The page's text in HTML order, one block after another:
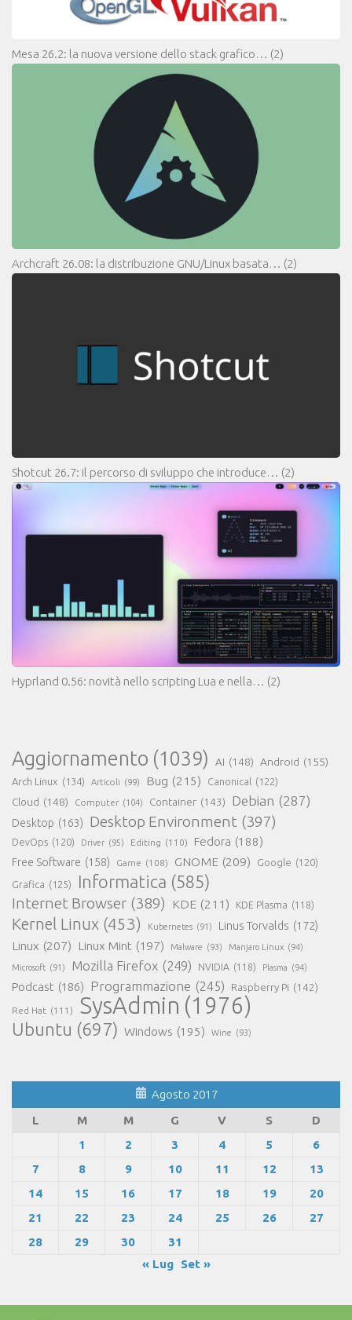
Mesa 26.2: la nuova versione dello stack grafico… (2)
Archcraft 26.08: la distribuzione GNU/Linux basata… (2)
Shotcut 26.7: il percorso di sviluppo che introduce… (2)
Hyprland 0.56: novità nello scripting Lua e nella… (2)
Aggiornamento (1039) AI (148) Android (155)
Arch Linux (134) Articoli (99) Bug (215) Canonical (122)
Cloud (148) Computer (104) Container (143) Debian (287)
Desktop (163) Desktop Environment (397)
DevOps (120) Driver (95) Editing (110) Fedora (188)
Free Software (158) Game (108) GNOME (209) Google (120)
Grafica (125) Informatica (585)
Internet Browser (389) KDE (211) KDE Plasma (118)
Kernel Linux (453) Kubernetes (91) Linus Torvalds (172)
Linux (207) Linux Mint (197) Malware (93) Manjaro Linux (94)
Microsoft (91) Mozilla Firefox (249) NVIDIA (118) Plasma (94)
Podcast (186) Programmazione (245) Raspberry Pi (142)
Red Hat (111) SysAdmin (1976)
Ubuntu (697) Windows (195) Wine (93)
Agosto 2017
L
M M G V S
D
1
2 3 4 5
6
7
8 9 10 11 12
13
14
15 16 17 18 19
20
21
22 23 24 25 26
27
28
29 30
31
« Lug
Set »